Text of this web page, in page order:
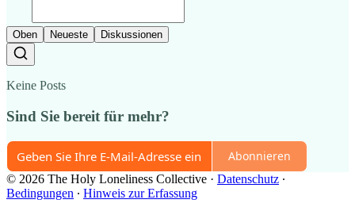
Oben Neueste Diskussionen
Keine Posts
Sind Sie bereit für mehr?
Abonnieren
© 2026 The Holy Loneliness Collective · Datenschutz ∙
Bedingungen ∙ Hinweis zur Erfassung